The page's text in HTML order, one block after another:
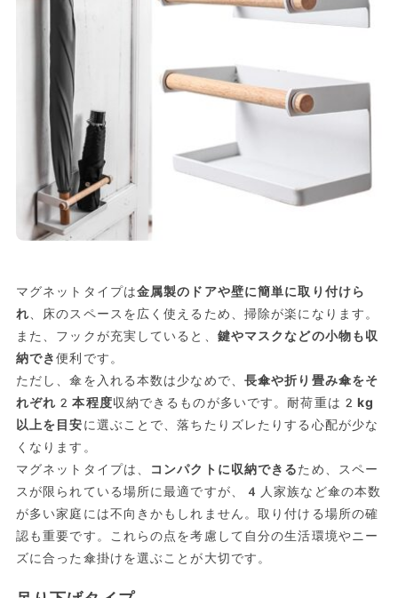
マグネットタイプは金属製のドアや壁に簡単に取り付けら
れ 、床のスペースを広く使えるため、掃除が楽になります。
また、フックが充実していると、 鍵やマスクなどの小物も収
納でき便利です。
ただし、傘を入れる本数は少なめで、 長傘や折り畳み傘をそ
れぞれ2本程度収納できるものが多いです。耐荷重は 2kg
以上を目安に選ぶことで、落ちたりズレたりする心配が少な
くなります。
マグネットタイプは、
コンパクトに収納できるため、スペー
スが限られている場所に最適ですが、4人家族など傘の本数
が多い家庭には不向きかもしれません。取り付ける場所の確
認も重要です。これらの点を考慮して自分の生活環境やニー
ズに合った傘掛けを選ぶことが大切です。